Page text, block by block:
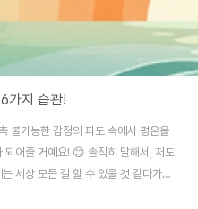
가지 습관!
불가능한 감정의 파도 속에서 평온을
되어줄 거예요! 😊 솔직히 말해서, 저도
세상 모든 걸 할 수 있을 것 같다가도,
기 싫어지곤 했죠. '나만 이런가?' 싶어